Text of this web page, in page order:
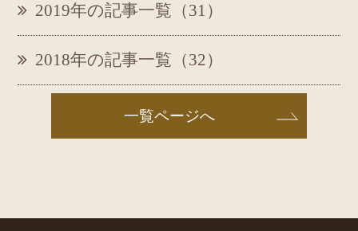
2019年の記事一覧（31）
2018年の記事一覧（32）
一覧ページへ